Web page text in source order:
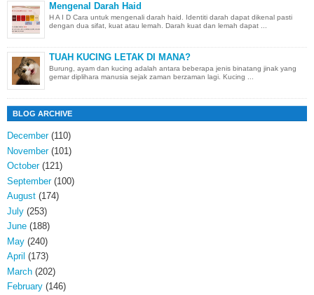
Mengenal Darah Haid
H A I D Cara untuk mengenali darah haid. Identiti darah dapat dikenal pasti
dengan dua sifat, kuat atau lemah. Darah kuat dan lemah dapat ...
TUAH KUCING LETAK DI MANA?
Burung, ayam dan kucing adalah antara beberapa jenis binatang jinak yang
gemar diplihara manusia sejak zaman berzaman lagi. Kucing ...
BLOG ARCHIVE
December(110)
November(101)
October(121)
September(100)
August (174)
July (253)
June (188)
May (240)
April (173)
March (202)
February (146)